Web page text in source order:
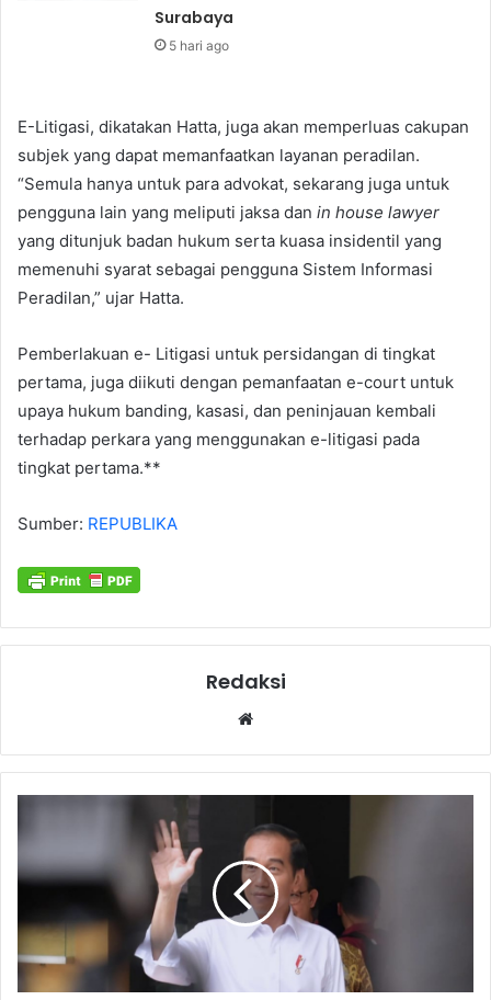
Surabaya
5 hari ago
E-Litigasi, dikatakan Hatta, juga akan memperluas cakupan
subjek yang dapat memanfaatkan layanan peradilan.
“Semula hanya untuk para advokat, sekarang juga untuk
pengguna lain yang meliputi jaksa dan in house lawyer
yang ditunjuk badan hukum serta kuasa insidentil yang
memenuhi syarat sebagai pengguna Sistem Informasi
Peradilan,” ujar Hatta.
Pemberlakuan e- Litigasi untuk persidangan di tingkat
pertama, juga diikuti dengan pemanfaatan e-court untuk
upaya hukum banding, kasasi, dan peninjauan kembali
terhadap perkara yang menggunakan e-litigasi pada
tingkat pertama.**
Sumber: REPUBLIKA
Redaksi